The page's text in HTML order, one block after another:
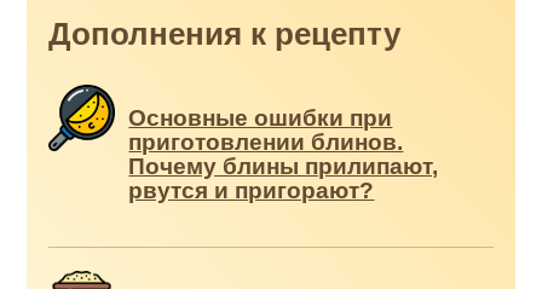
Дополнения к рецепту
Основные ошибки при
приготовлении блинов.
Почему блины прилипают,
рвутся и пригорают?